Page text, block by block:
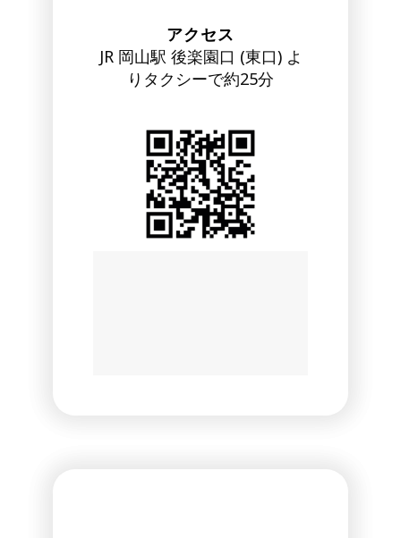
アクセス
JR 岡山駅 後楽園口 (東口) よ
りタクシーで約25分